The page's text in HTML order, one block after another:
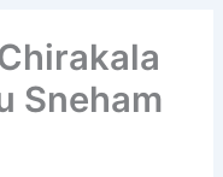
Sneham